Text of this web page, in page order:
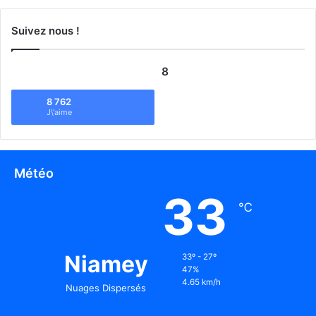
Suivez nous !
8
8 762
J\'aime
Météo
Niamey
Nuages Dispersés
33 ℃
33º - 27º
47%
4.65 km/h